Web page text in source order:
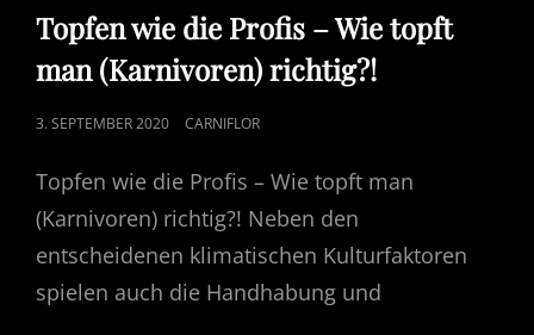
LINKS
Topfen wie die Profis – Wie topft
man (Karnivoren) richtig?!
POSTED
3. SEPTEMBER 2020 CARNIFLOR
Topfen wie die Profis – Wie topft man
(Karnivoren) richtig?! Neben den
entscheidenen klimatischen Kulturfaktoren
spielen auch die Handhabung und